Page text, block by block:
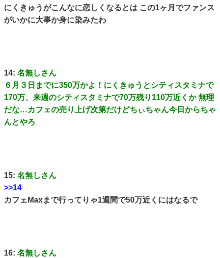
にくきゅうがこんなに恋しくなるとは この1ヶ月でファンス
がいかに大事か身に染みたわ
14: 名無しさん
６月３日までに350万かよ！にくきゅうとシティスタミナで
170万、来週のシティスタミナで70万残り110万近くか 無理
だな…カフェの売り上げ次第だけどちぃちゃん今日からちゃ
んとやろ
15: 名無しさん
>>14
カフェMaxまで行ってりゃ1週間で50万近くにはなるで
16: 名無しさん